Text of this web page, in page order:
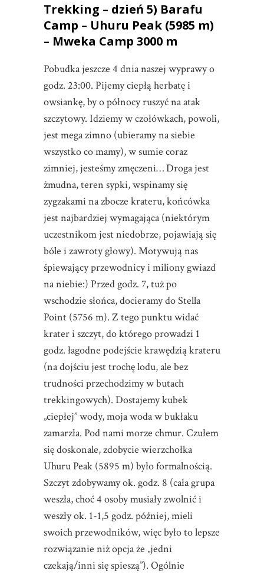
Trekking – dzień 5) Barafu
Camp – Uhuru Peak (5985 m)
– Mweka Camp 3000 m
Pobudka jeszcze 4 dnia naszej wyprawy o
godz. 23:00. Pijemy ciepłą herbatę i
owsiankę, by o północy ruszyć na atak
szczytowy. Idziemy w czołówkach, powoli,
jest mega zimno (ubieramy na siebie
wszystko co mamy), w sumie coraz
zimniej, jesteśmy zmęczeni… Droga jest
żmudna, teren sypki, wspinamy się
zygzakami na zbocze krateru, końcówka
jest najbardziej wymagająca (niektórym
uczestnikom jest niedobrze, pojawiają się
bóle i zawroty głowy). Motywują nas
śpiewający przewodnicy i miliony gwiazd
na niebie:) Przed godz. 7, tuż po
wschodzie słońca, docieramy do Stella
Point (5756 m). Z tego punktu widać
krater i szczyt, do którego prowadzi 1
godz. łagodne podejście krawędzią krateru
(na dojściu jest trochę lodu, ale bez
trudności przechodzimy w butach
trekkingowych). Dostajemy kubek
„ciepłej” wody, moja woda w bukłaku
zamarzła. Pod nami morze chmur. Czułem
się doskonale, zdobycie wierzchołka
Uhuru Peak (5895 m) było formalnością.
Szczyt zdobywamy ok. godz. 8 (cała grupa
weszła, choć 4 osoby musiały zwolnić i
weszły ok. 1-1,5 godz. później, mieli
swoich przewodników, więc było to lepsze
rozwiązanie niż opcja że „jedni
czekają/inni się spieszą”). Ogólnie